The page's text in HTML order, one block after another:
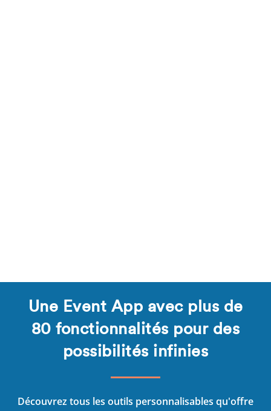
Une Event App avec plus de
80 fonctionnalités pour des
possibilités infinies
Découvrez tous les outils personnalisables qu'offre